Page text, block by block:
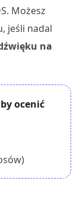
Możesz
jeśli nadal
na
ocenić